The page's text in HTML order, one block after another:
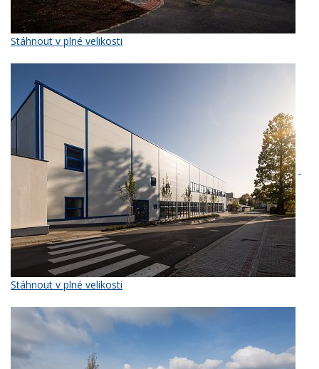
Stáhnout v plné velikosti
Stáhnout v plné velikosti